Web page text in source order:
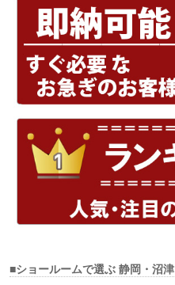
■ショールームで選ぶ静岡・沼津